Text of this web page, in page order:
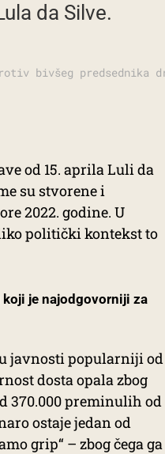
da Silve.
bivšeg predsednika
od 15. aprila Luli da
su stvorene i
2022. godine. U
politički kontekst to
je najodgovorniji za
javnosti popularniji od
dosta opala zbog
370.000 preminulih od
ostaje jedan od
grip“ – zbog čega ga